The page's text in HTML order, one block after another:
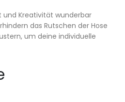
und Kreativität wunderbar
das Rutschen der Hose
um deine individuelle